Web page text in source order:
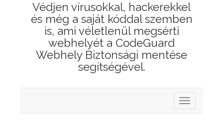
Védjen vírusokkal, hackerekkel
és még a saját kóddal szemben
is, ami véletlenül megsérti
webhelyét a CodeGuard
Webhely Biztonsági mentése
segítségével.
Váltás
a